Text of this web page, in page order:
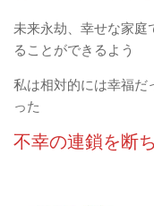
未来永劫、幸せな家庭
ることができるよう
私は相対的には幸福だ
った
不幸の連鎖を断